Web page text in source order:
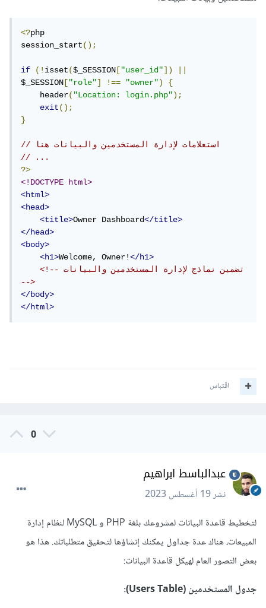
<?php
session_start();
if (!isset($_SESSION ["user_id"])
$_SESSION ["role"] !== "owner")
{
    header
("Location: login.php");
exit();
}
// استعلامات لإدارة المستخدمين والبيانات هنا
// ...
?>
<!DOCTYPE html>
<html>
<head>
<title>Owner Dashboard</title>
</head>
<body>
<h1>Welcome, Owner!</h1>
<!-- تضمين نماذج لإدارة المستخدمين والبيانات
-->
</body>
</html>
اقتباس
0
عبدالباسط ابراهيم
نشر19 أغسطس 2023
لتخطيط قاعدة البيانات لمشروعك بلغة PHP و MySQL لنظام إدارة
المبيعات، هناك عدة جداول يمكنك إنشاؤها لتحقيق متطلباتك. هذا هو
بعض التصور العام لهيكل قاعدة البيانات:
جدول المستخدمين (Users Table):